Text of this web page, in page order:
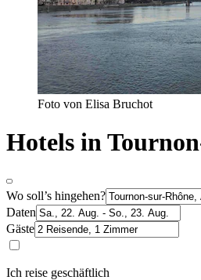
Foto von Elisa Bruchot
Hotels in
Wo soll’s hingehen?
Daten
Gäste
Ich reise geschäftlich